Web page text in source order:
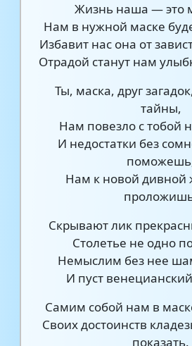
Жизнь наша — это
Нам в нужной маске
Избавит нас она от
Отрадой станут нам
Ты, маска, друг
тайны,
Нам повезло с тобой
И недостатки без
Нам к новой дивной
Скрывают лик
Столетье не одно
Немыслим без нее
И пуст
Самим собой нам в
Своих достоинств
показать.